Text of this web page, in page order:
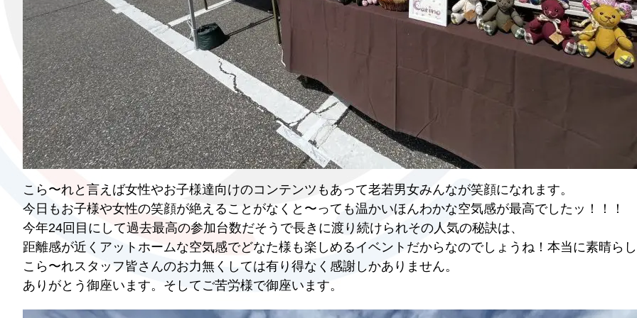
こら〜れと言えば女性やお子様達向けのコンテンツもあって老若男女みんなが笑顔になれます。
今日もお子様や女性の笑顔が絶えることがなくと〜っても温かいほんわかな空気感が最高でしたッ！！！
今年24回目にして過去最高の参加台数だそうで長きに渡り続けられその人気の秘訣は、
距離感が近くアットホームな空気感でどなた様も楽しめるイベントだからなのでしょうね！本当に素晴ら
こら〜れスタッフ皆さんのお力無くしては有り得なく感謝しかありません。
ありがとう御座います。そしてご苦労様で御座います。